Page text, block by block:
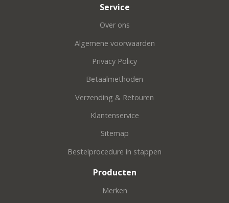
Service
Over ons
Algemene voorwaarden
Privacy Policy
Betaalmethoden
Verzending & Retouren
Klantenservice
Sitemap
Bestelprocedure in stappen
Producten
Merken